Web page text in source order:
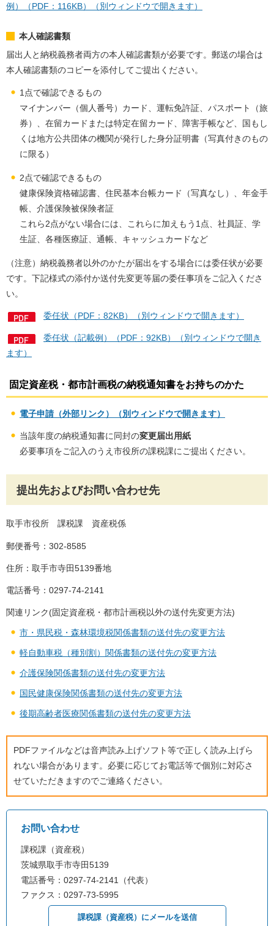
例）（PDF：116KB）（別ウィンドウで開きます）
本人確認書類
届出人と納税義務者両方の本人確認書類が必要です。郵送の場合は
本人確認書類のコピーを添付してご提出ください。
1点で確認できるもの
マイナンバー（個人番号）カード、運転免許証、パスポート（旅
券）、在留カードまたは特定在留カード、障害手帳など、国もし
くは地方公共団体の機関が発行した身分証明書（写真付きのもの
に限る）
2点で確認できるもの
健康保険資格確認書、住民基本台帳カード（写真なし）、年金手
帳、介護保険被保険者証
これら2点がない場合には、これらに加えもう1点、社員証、学
生証、各種医療証、通帳、キャッシュカードなど
（注意）納税義務者以外のかたが届出をする場合には委任状が必要
です。下記様式の添付か送付先変更等届の委任事項をご記入くださ
い。
委任状（PDF：82KB）（別ウィンドウで開きます）
委任状（記載例）（PDF：92KB）（別ウィンドウで開き
ます）
固定資産税・都市計画税の納税通知書をお持ちのかた
電子申請（外部リンク）（別ウィンドウで開きます）
当該年度の納税通知書に同封の変更届出用紙
必要事項をご記入のうえ市役所の課税課にご提出ください。
提出先およびお問い合わせ先
取手市役所 課税課 資産税係
郵便番号：302-8585
住所：取手市寺田5139番地
電話番号：0297-74-2141
関連リンク(固定資産税・都市計画税以外の送付先変更方法)
市・県民税・森林環境税関係書類の送付先の変更方法
軽自動車税（種別割）関係書類の送付先の変更方法
介護保険関係書類の送付先の変更方法
国民健康保険関係書類の送付先の変更方法
後期高齢者医療関係書類の送付先の変更方法
PDFファイルなどは音声読み上げソフト等で正しく読み上げら
れない場合があります。必要に応じてお電話等で個別に対応さ
せていただきますのでご連絡ください。
お問い合わせ
課税課（資産税）
茨城県取手市寺田5139
電話番号：0297-74-2141（代表）
ファクス：0297-73-5995
課税課（資産税）にメールを送信